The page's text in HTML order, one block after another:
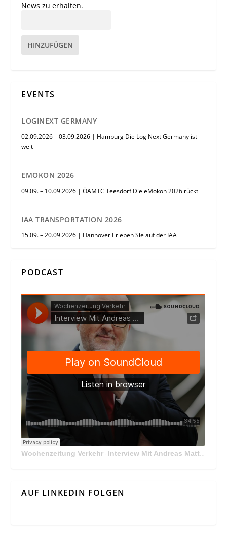
News zu erhalten.
HINZUFÜGEN
EVENTS
LOGINEXT GERMANY
02.09.2026 – 03.09.2026 | Hamburg Die LogiNext Germany ist
weit
EMOKON 2026
09.09. – 10.09.2026 | ÖAMTC Teesdorf Die eMokon 2026 rückt
IAA TRANSPORTATION 2026
15.09. – 20.09.2026 | Hannover Erleben Sie auf der IAA
PODCAST
Wochenzeitung Verkehr · Interview Mit Andreas Matthä, CEO der ÖBB Holding
AUF LINKEDIN FOLGEN